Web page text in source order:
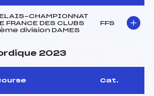
CHAMPIONNAT
FRANCE DES CLUBS
division DAMES
FFS
2023
Cat.